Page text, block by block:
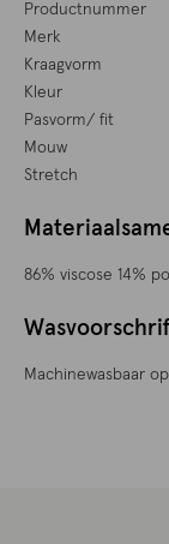
Productnummer
Merk
Kraagvorm
Kleur
Pasvorm/ fit
Mouw
Stretch
86% viscose 14%
Machinewasbaar